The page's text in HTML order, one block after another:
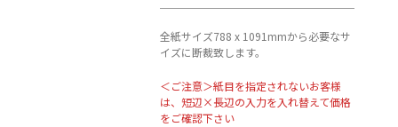
全紙サイズ788 x 1091mmから必要なサ
イズに断裁致します。
＜ご注意＞紙目を指定されないお客様
は、短辺×長辺の入力を入れ替えて価格
をご確認下さい